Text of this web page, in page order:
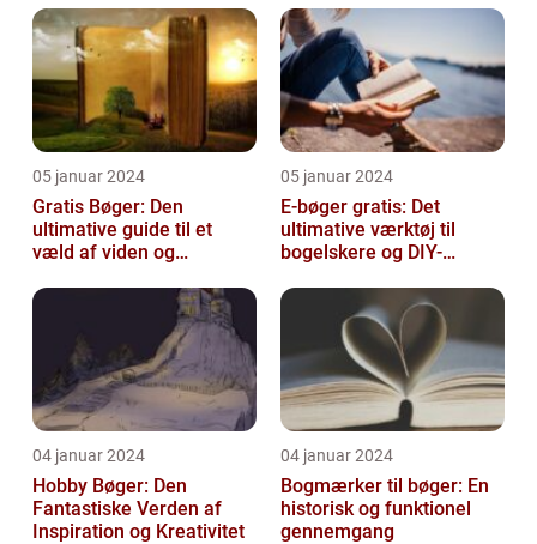
05 januar 2024
Gratis Bøger: Den
ultimative guide til et
væld af viden og
05 januar 2024
E-bøger gratis: Det
ultimative værktøj til
bogelskere og DIY-
04 januar 2024
Hobby Bøger: Den
Fantastiske Verden af
Inspiration og Kreativitet
04 januar 2024
Bogmærker til bøger: En
historisk og funktionel
gennemgang